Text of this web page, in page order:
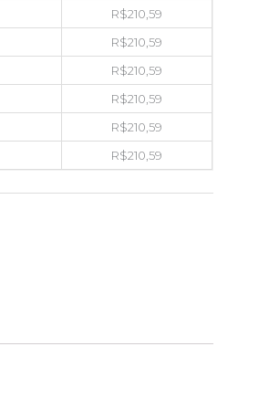
R$210,59
R$210,59
R$210,59
R$210,59
R$210,59
R$210,59